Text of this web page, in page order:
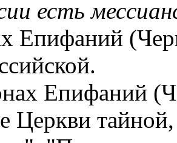
есть
Епифаний
Епифаний
Церкви